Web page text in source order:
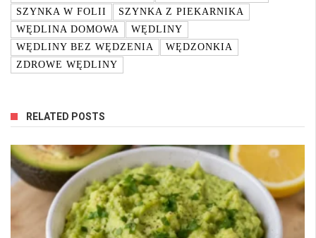
SZYNKA W FOLII
SZYNKA Z PIEKARNIKA
WĘDLINA DOMOWA
WĘDLINY
WĘDLINY BEZ WĘDZENIA
WĘDZONKIA
ZDROWE WĘDLINY
RELATED POSTS